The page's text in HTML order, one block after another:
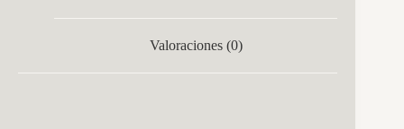
Valoraciones (0)